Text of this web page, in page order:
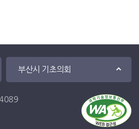
부산시 기초의회